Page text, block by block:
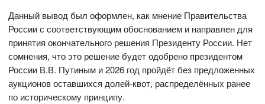
Данный вывод был оформлен, как мнение Правительства
России с соответствующим обоснованием и направлен для
принятия окончательного решения Президенту России. Нет
сомнения, что это решение будет одобрено президентом
России В.В. Путиным и 2026 год пройдёт без предложенных
аукционов оставшихся долей-квот, распределённых ранее
по историческому принципу.